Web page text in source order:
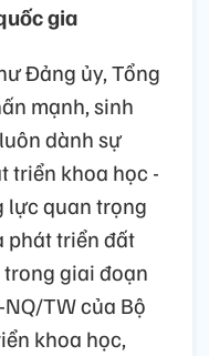
gia
Đảng ủy, Tổng
mạnh, sinh
dành sự
triển khoa học -
lực quan trọng
phát triển đất
giai đoạn
TW của Bộ
khoa học,